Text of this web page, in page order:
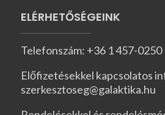
ELÉRHETŐSÉGEINK
Telefonszám: +36 1 457-0250
Előfizetésekkel kapcsolatos
szerkesztoseg@galaktika.hu